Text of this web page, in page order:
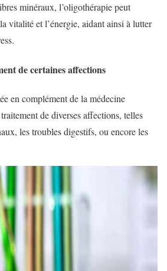
minéraux, l’oligothérapie peut
vitalité et l’énergie, aidant ainsi à lutter
de certaines affections
en complément de la médecine
de diverses affections, telles
les troubles digestifs, ou encore les